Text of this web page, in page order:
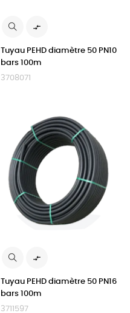

Tuyau PEHD diamètre 50 PN10
bars 100m
3708071

Tuyau PEHD diamètre 50 PN16
bars 100m
3711597